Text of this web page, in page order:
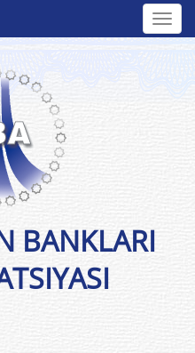
BANKLARI